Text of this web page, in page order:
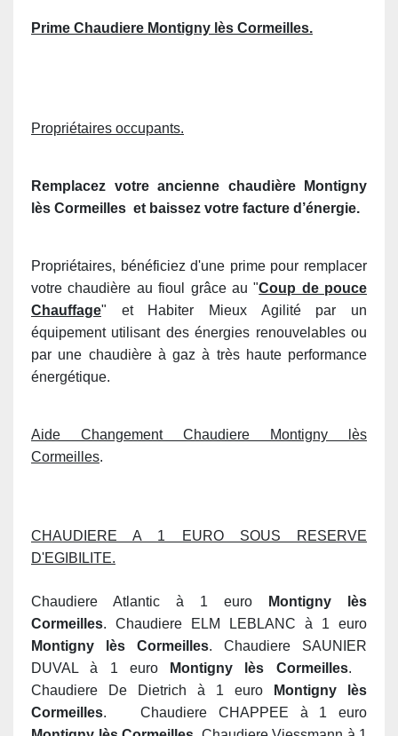
Prime Chaudiere Montigny lès Cormeilles.
Propriétaires occupants.
Remplacez votre ancienne chaudière
Montigny
lès Cormeilles et baissez votre facture d’énergie.
Propriétaires, bénéficiez d'une prime pour remplacer
votre chaudière au fioul grâce au "Coup de pouce
Chauffage" et Habiter Mieux Agilité par un
équipement utilisant des énergies renouvelables ou
par une chaudière à gaz à très haute performance
énergétique.
Aide Changement Chaudiere Montigny lès
Cormeilles.
CHAUDIERE A 1 EURO SOUS RESERVE
D'EGIBILITE.
Chaudiere Atlantic à 1 euro
Montigny lès
Cormeilles. Chaudiere ELM LEBLANC à 1 euro
Montigny lès Cormeilles. Chaudiere SAUNIER
DUVAL à 1 euro
Montigny lès Cormeilles.
Chaudiere De Dietrich à 1 euro
Montigny lès
Cormeilles. Chaudiere CHAPPEE à 1 euro